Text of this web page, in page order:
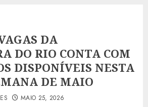
DA
DO RIO CONTA COM
DISPONÍVEIS NESTA
DE MAIO
MAIO 25, 2026